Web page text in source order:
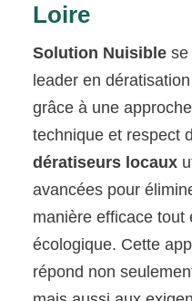
Loire
Solution Nuisible se
leader en
grâce à une
technique et respect
dératiseurs locaux
avancées pour
manière efficace tout
écologique. Cette
répond non